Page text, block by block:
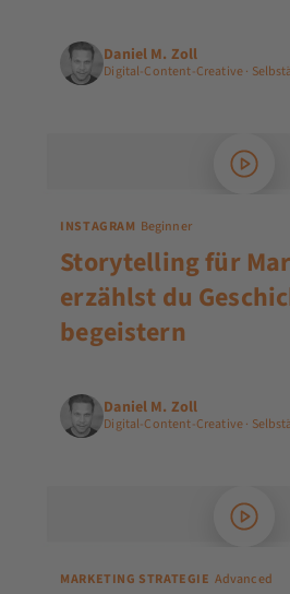
Daniel M. Zoll
Digital-Content-Creative ·
INSTAGRAM Beginner
Storytelling für
erzählst du
begeistern
Daniel M. Zoll
Digital-Content-Creative ·
MARKETING STRATEGIE Advanced